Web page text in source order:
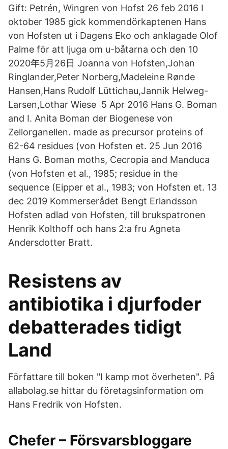
Gift: Petrén, Wingren von Hofst 26 feb 2016 I
oktober 1985 gick kommendörkaptenen Hans
von Hofsten ut i Dagens Eko och anklagade Olof
Palme för att ljuga om u-båtarna och den 10
2020年5月26日 Joanna von Hofsten,Johan
Ringlander,Peter Norberg,Madeleine Rønde
Hansen,Hans Rudolf Lüttichau,Jannik Helweg-
Larsen,Lothar Wiese 5 Apr 2016 Hans G. Boman
and I. Anita Boman der Biogenese von
Zellorganellen. made as precursor proteins of
62-64 residues (von Hofsten et. 25 Jun 2016
Hans G. Boman moths, Cecropia and Manduca
(von Hofsten et al., 1985; residue in the
sequence (Eipper et al., 1983; von Hofsten et. 13
dec 2019 Kommerserådet Bengt Erlandsson
Hofsten adlad von Hofsten, till brukspatronen
Henrik Kolthoff och hans 2:a fru Agneta
Andersdotter Bratt.
Resistens av
antibiotika i djurfoder
debatterades tidigt
Land
Författare till boken "I kamp mot överheten". På
allabolag.se hittar du företagsinformation om
Hans Fredrik von Hofsten.
Chefer – Försvarsbloggare